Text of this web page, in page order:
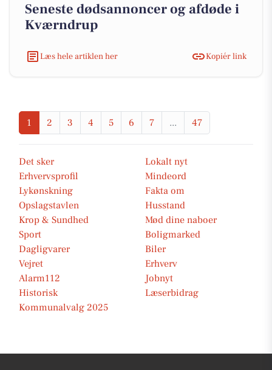
Seneste dødsannoncer og afdøde i
Kværndrup
Læs hele artiklen her Kopiér link
1 2 3 4 5 6 7 ... 47
Det sker
Lokalt nyt
Erhvervsprofil
Mindeord
Lykønskning
Fakta om
Opslagstavlen
Husstand
Krop & Sundhed
Mød dine naboer
Sport
Boligmarked
Dagligvarer
Biler
Vejret
Erhverv
Alarm112
Jobnyt
Historisk
Læserbidrag
Kommunalvalg 2025